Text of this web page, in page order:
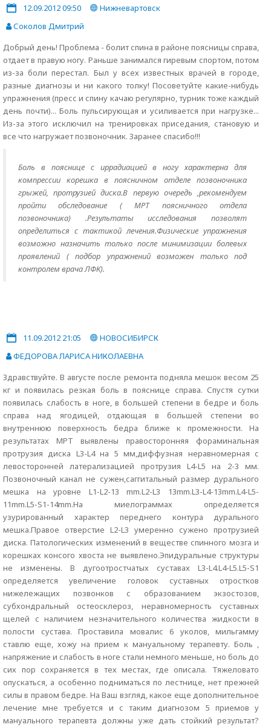
12.09.2012 09:50
Нижневартовск
Соколов Дмитрий
Добрый день! Проблема - болит спина в районе поясницы справа,
отдает в правую ногу. Раньше занимался гиревым спортом, потом
из-за боли перестал. Был у всех известных врачей в городе,
разные диагнозы и ни какого толку! Посоветуйте какие-нибудь
упражнения (пресс и спину качаю регулярно, турник тоже каждый
день почти)... Боль пульсирующая и усиливается при нагрузке...
Из-за этого исключил на тренировках приседания, становую и
все что нагружает позвоночник. Заранее спасибо!!!
Боль в пояснице с иррадиацией в ногу характерна для
компрессии корешка в поясничном отделе позвоночника
грыжей, протрузией диска.В первую очередь ,рекомендуем
пройти обследование ( МРТ поясничного отдела
позвоночника) .Результаты исследования позволят
определиться с тактикой лечения.Физические упражнения
возможно назначить только после минимизации болевых
проявлений ( подбор упражнений возможен только под
контролем врача ЛФК).
11.09.2012 21:05
НОВОСИБИРСК
ФЕДОРОВА ЛАРИСА НИКОЛАЕВНА
Здравствуйте. В августе после ремонта подняла мешок весом 25
кг и появилась резкая боль в пояснице справа. Спустя сутки
появилась слабость в ноге, в большей степени в бедре и боль
справа над ягодицей, отдающая в большей степени во
внутреннюю поверхность бедра ближе к промежности. На
результатах МРТ выявлены правосторонняя фораминальная
протрузия диска L3-L4 на 5 мм,диффузная неравномерная с
левосторонней латерализацией протрузия L4-L5 на 2-3 мм.
Позвоночный канал не сужен,саггитальный размер дурального
мешка на уровне L1-L2-13 mm.L2-L3 13mm.L3-L4-13mm.L4-L5-
11mm.L5-S1-14mm.На миелограммах определяется
узурированный характер переднего контура дурального
мешка.Правое отверстие L2-L3 умеренно сужено протрузией
диска. Патологических изменений в веществе спинного мозга и
корешках консого хвоста не выявлено.Эпидуральные структуры
не изменены. В дугоотростчатых суставах L3-L4.L4-L5.L5-S1
определяется увеличение головок суставных отростков
нижележащих позвонков с образованием экзостозов,
субхондральный остеосклероз, неравномерность суставных
щелей с наличием незначительного количества жидкости в
полости сустава. Проставила мовалис 6 уколов, мильгамму
ставлю еще, хожу на прием к мануальному терапевту. Боль ,
напряжение и слабость в ноге стали немного меньше, но боль до
сих пор сохраняется в тех местах, где описала. Тяжеловато
опускаться, а особенно подниматься по лестнице, нет прежней
силы в правом бедре. На Ваш взгляд, какое еще дополнительное
лечение мне требуется и с таким диагнозом 5 приемов у
мануального терапевта должны уже дать стойкий результат?